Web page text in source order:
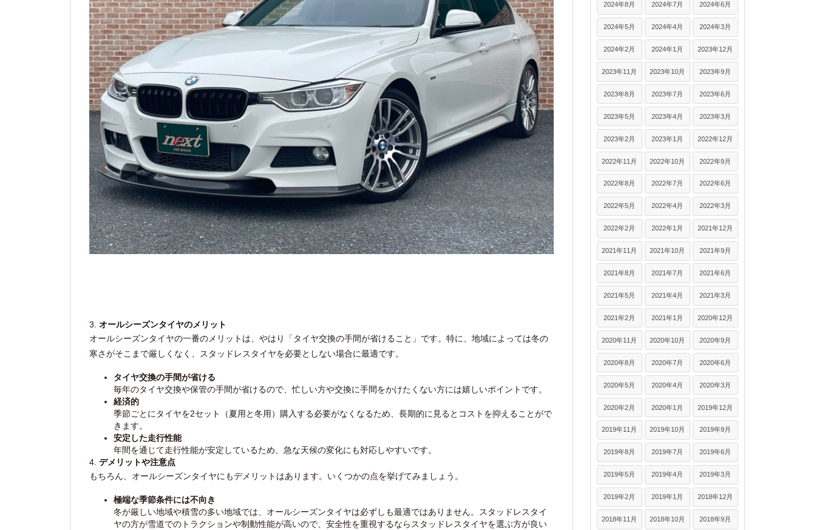
3. オールシーズンタイヤのメリット
オールシーズンタイヤの一番のメリットは、やはり「タイヤ交換の手間が省けること」です。特に、地域によっては冬の
寒さがそこまで厳しくなく、スタッドレスタイヤを必要としない場合に最適です。
タイヤ交換の手間が省ける
毎年のタイヤ交換や保管の手間が省けるので、忙しい方や交換に手間をかけたくない方には嬉しいポイントです。
経済的
季節ごとにタイヤを2セット（夏用と冬用）購入する必要がなくなるため、長期的に見るとコストを抑えることがで
きます。
安定した走行性能
年間を通じて走行性能が安定しているため、急な天候の変化にも対応しやすいです。
4. デメリットや注意点
もちろん、オールシーズンタイヤにもデメリットはあります。いくつかの点を挙げてみましょう。
極端な季節条件には不向き
冬が厳しい地域や積雪の多い地域では、オールシーズンタイヤは必ずしも最適ではありません。スタッドレスタイ
ヤの方が雪道でのトラクションや制動性能が高いので、安全性を重視するならスタッドレスタイヤを選ぶ方が良い
2024年8月 2024年7月 2024年6月
2024年5月 2024年4月 2024年3月
2024年2月 2024年1月 2023年12月
2023年11月 2023年10月 2023年9月
2023年8月 2023年7月 2023年6月
2023年5月 2023年4月 2023年3月
2023年2月 2023年1月 2022年12月
2022年11月 2022年10月 2022年9月
2022年8月 2022年7月 2022年6月
2022年5月 2022年4月 2022年3月
2022年2月 2022年1月 2021年12月
2021年11月 2021年10月 2021年9月
2021年8月 2021年7月 2021年6月
2021年5月 2021年4月 2021年3月
2021年2月 2021年1月 2020年12月
2020年11月 2020年10月 2020年9月
2020年8月 2020年7月 2020年6月
2020年5月 2020年4月 2020年3月
2020年2月 2020年1月 2019年12月
2019年11月 2019年10月 2019年9月
2019年8月 2019年7月 2019年6月
2019年5月 2019年4月 2019年3月
2019年2月 2019年1月 2018年12月
2018年11月 2018年10月 2018年9月